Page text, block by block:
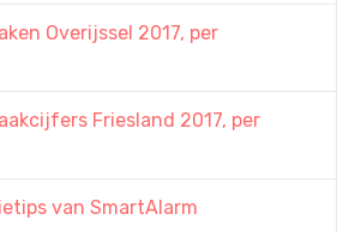
Overijssel 2017, per
Friesland 2017, per
van SmartAlarm